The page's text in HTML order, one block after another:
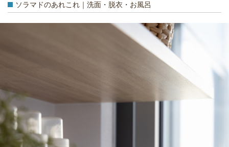
ソラマドのあれこれ｜洗面・脱衣・お風呂